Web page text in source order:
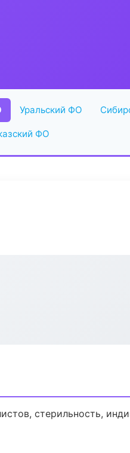
Уральский ФО
ФО
стерильность,